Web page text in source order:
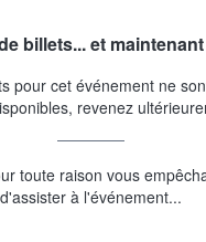
billets... et
pour cet événement ne
revenez
toute raison vous
d'assister à l'événement...